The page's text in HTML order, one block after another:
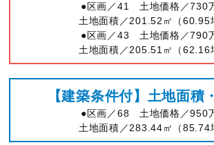
●区画／41 土地価格／730
土地面積／201.52㎡（60.95
●区画／43 土地価格／790
土地面積／205.51㎡（62.16
【建築条件付】土地面積
●区画／68 土地価格／950
土地面積／283.44㎡（85.74